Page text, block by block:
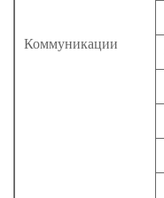
Коммуникации